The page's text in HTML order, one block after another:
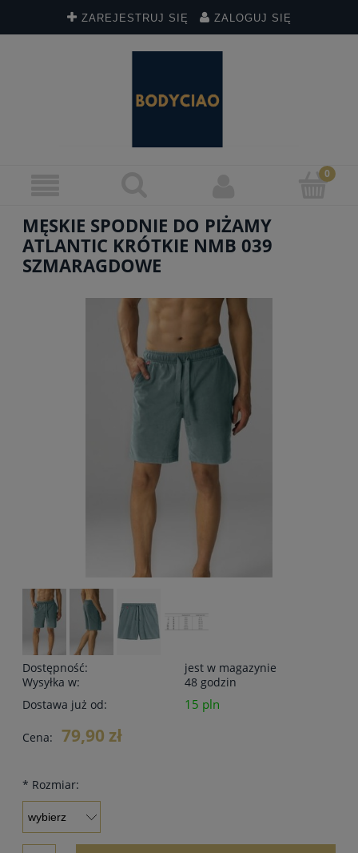
ZAREJESTRUJ SIĘ ZALOGUJ SIĘ
MĘSKIE SPODNIE DO PIŻAMY
ATLANTIC KRÓTKIE NMB 039
SZMARAGDOWE
Dostępność:
jest w magazynie
Wysyłka w:
48 godzin
Dostawa już od:
15 pln
Cena: 79,90 zł
* Rozmiar: